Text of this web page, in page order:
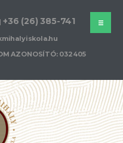
| +36 (26) 385-741
AZONOSÍTÓ: 032405